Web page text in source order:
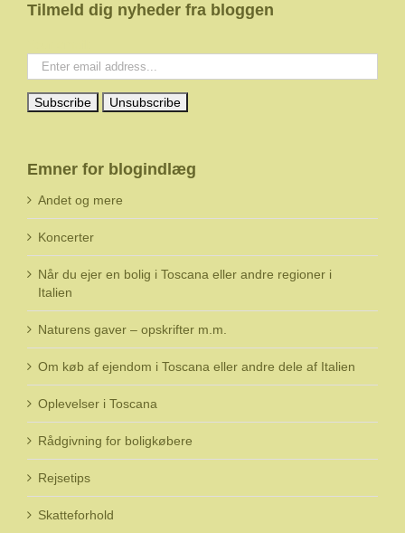
Tilmeld dig nyheder fra bloggen
Emner for blogindlæg
Andet og mere
Koncerter
Når du ejer en bolig i Toscana eller andre regioner i
Italien
Naturens gaver – opskrifter m.m.
Om køb af ejendom i Toscana eller andre dele af Italien
Oplevelser i Toscana
Rådgivning for boligkøbere
Rejsetips
Skatteforhold